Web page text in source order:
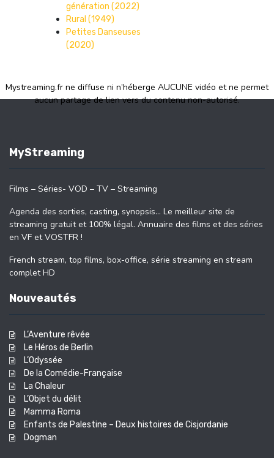
génération (2022)
Rural (1949)
Petites Danseuses
(2020)
Mystreaming.fr ne diffuse ni n’héberge AUCUNE vidéo et ne permet
aucun partage de lien vers du contenu non-autorisé.
MyStreaming
Films – Séries- VOD – TV – Streaming
Agenda des sorties, casting, synopsis… Le meilleur site de
streaming gratuit et 100% légal. Annuaire des films et des séries
en VF et VOSTFR !
French stream, top films, box-office, série streaming en stream
complet HD
Nouveautés
L’Aventure rêvée
Le Héros de Berlin
L’Odyssée
De la Comédie-Française
La Chaleur
L’Objet du délit
Mamma Roma
Enfants de Palestine – Deux histoires de Cisjordanie
Dogman